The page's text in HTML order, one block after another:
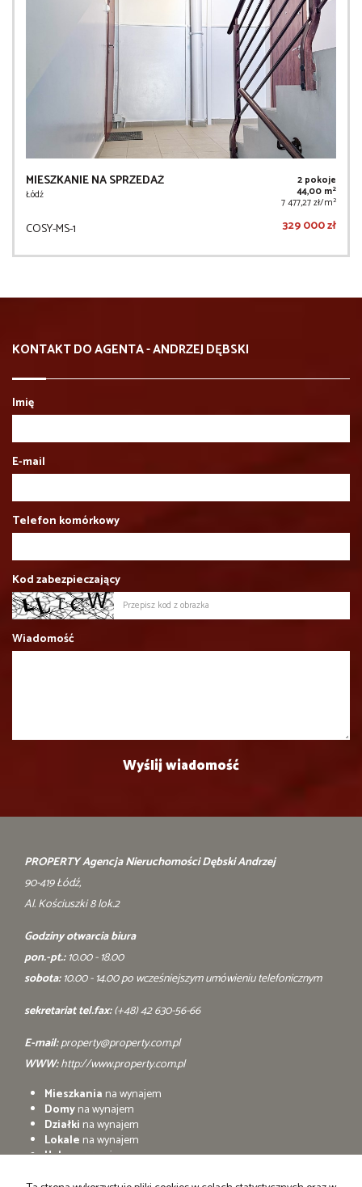
MIESZKANIE NA SPRZEDAŻ
Łódź
2 pokoje
44,00 m2
7 477,27 zł/m2
COSY-MS-1 329 000 zł
KONTAKT DO AGENTA - ANDRZEJ DĘBSKI
Imię
E-mail
Telefon komórkowy
Kod zabezpieczający
Wiadomość
PROPERTY Agencja Nieruchomości Dębski Andrzej
90-419 Łódź,
Al. Kościuszki 8 lok.2
Godziny otwarcia biura
pon.-pt.:10.00 - 18.00
sobota:10.00 - 14.00 po wcześniejszym umówieniu telefonicznym
sekretariat tel.fax:(+48) 42 630-56-66
E-mail:property@property.com.pl
WWW:http://www.property.com.pl
Mieszkania na wynajem
Domyna wynajem
Działki na wynajem
Lokale na wynajem
Halena wynajem